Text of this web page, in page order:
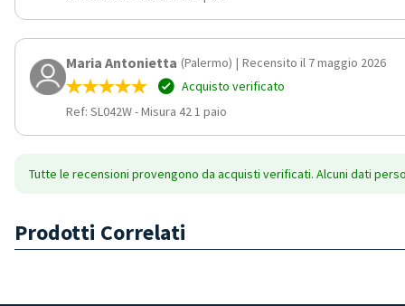
Maria Antonietta (Palermo) | Recensito il 7 maggio 2026
Acquisto verificato
Ref: SL042W-Misura 42 1 paio
Tutte le recensioni provengono da acquisti verificati. Alcuni dati
Prodotti Correlati